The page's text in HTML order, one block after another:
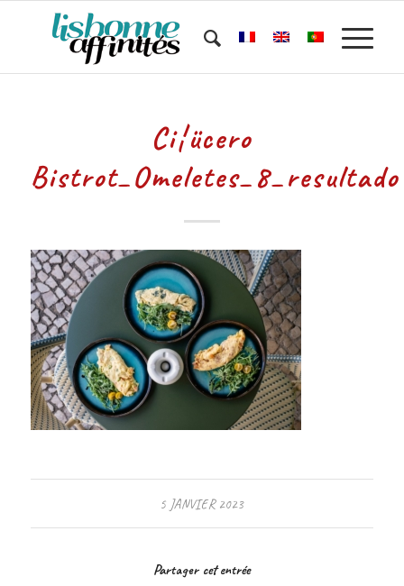
Ci¦ücero
Bistrot_Omeletes_8_resultado
5 JANVIER 2023
Partager cet entrée